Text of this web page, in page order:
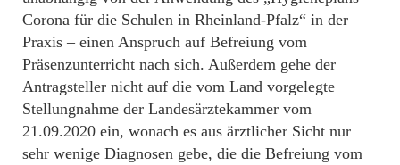
Corona für die Schulen in Rheinland-Pfalz“ in der
Praxis – einen Anspruch auf Befreiung vom
Präsenzunterricht nach sich. Außerdem gehe der
Antragsteller nicht auf die vom Land vorgelegte
Stellungnahme der Landesärztekammer vom
21.09.2020 ein, wonach es aus ärztlicher Sicht nur
sehr wenige Diagnosen gebe, die die Befreiung vom